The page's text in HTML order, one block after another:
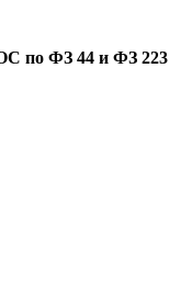
по ФЗ 44 и ФЗ 223